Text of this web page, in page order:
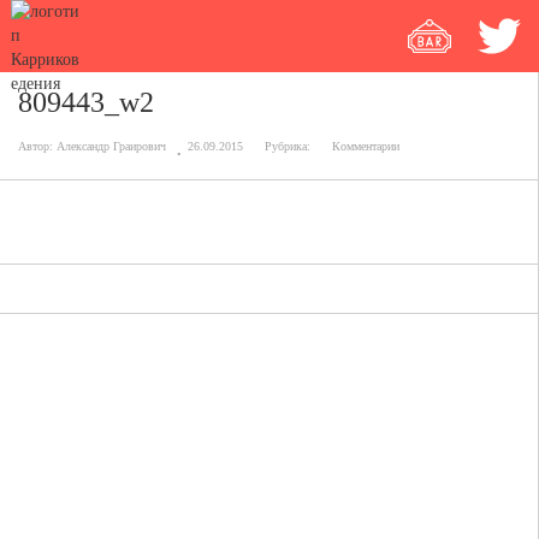
809443_w2
Автор: Александр Граирович 26.09.2015 Рубрика: Комментарии